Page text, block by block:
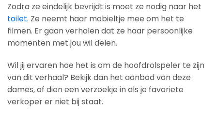
Zodra ze eindelijk bevrijdt is moet ze nodig naar het
toilet. Ze neemt haar mobieltje mee om het te
filmen. Er gaan verhalen dat ze haar persoonlijke
momenten met jou wil delen.
Wil jij ervaren hoe het is om de hoofdrolspeler te zijn
van dit verhaal? Bekijk dan het aanbod van deze
dames, of dien een verzoekje in als je favoriete
verkoper er niet bij staat.